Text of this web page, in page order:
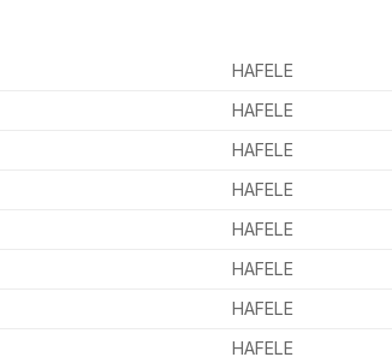
HAFELE
HAFELE
HAFELE
HAFELE
HAFELE
HAFELE
HAFELE
HAFELE